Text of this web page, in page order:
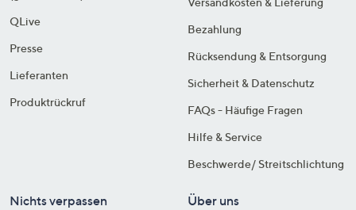
QLive
Presse
Lieferanten
Produktrückruf
Bezahlung
Rücksendung & Entsorgung
Sicherheit & Datenschutz
FAQs - Häufige Fragen
Hilfe & Service
Beschwerde/ Streitschlichtung
Nichts verpassen Über uns